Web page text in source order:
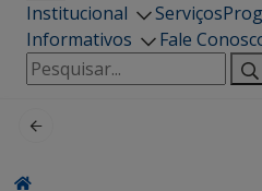
Institucional Serviços
Informativos
Fale
Pesquisar
por: